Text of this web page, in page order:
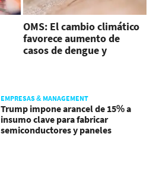
OMS: El cambio climático
favorece aumento de
casos de dengue y
EMPRESAS & MANAGEMENT
Trump impone arancel de 15% a
insumo clave para fabricar
semiconductores y paneles